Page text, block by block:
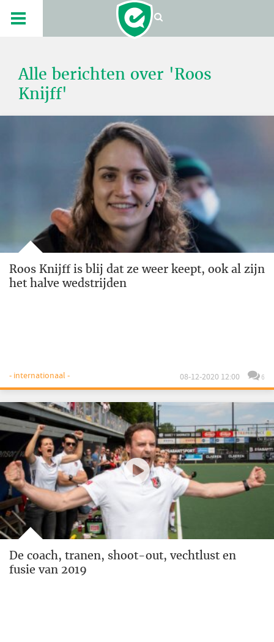
Alle berichten over 'Roos
Knijff'
Roos Knijff is blij dat ze weer keept, ook al zijn
het halve wedstrijden
- internationaal - 08-12-2020 12:00 6
De coach, tranen, shoot-out, vechtlust en
fusie van 2019